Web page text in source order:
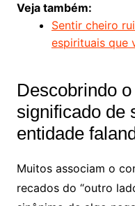
Veja também:
Sentir cheiro
espirituais que
Descobrindo
significado de
entidade
Muitos associam o
recados do “outro